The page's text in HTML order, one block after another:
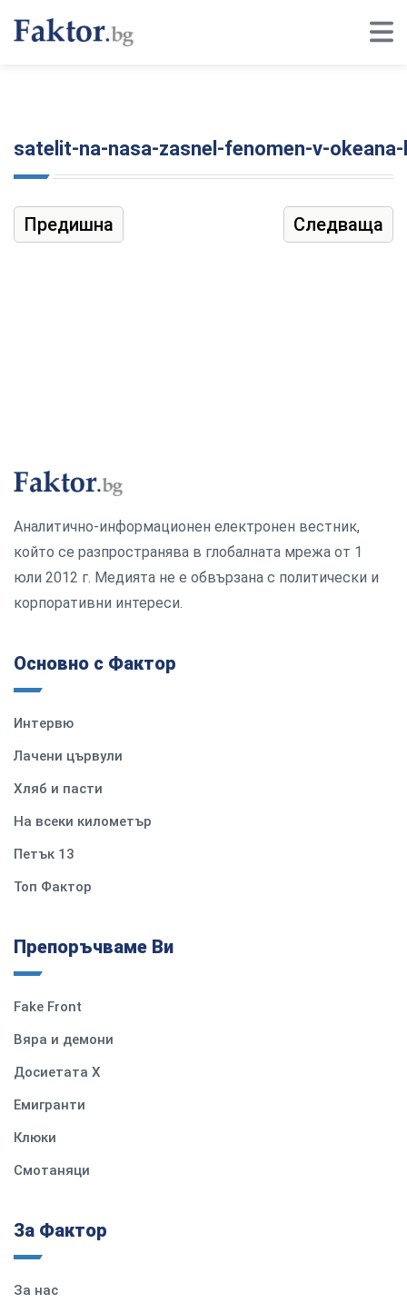
satelit-na-nasa-zasnel-fenomen-v-
Предишна Следваща
Аналитично-информационен електронен вестник,
който се разпространява в глобалната мрежа от 1
юли 2012 г. Медията не е обвързана с политически и
корпоративни интереси.
Основно с Фактор
Интервю
Лачени цървули
Хляб и пасти
На всеки километър
Петък 13
Топ Фактор
Препоръчваме Ви
Fake Front
Вяра и демони
Досиетата Х
Емигранти
Клюки
Смотаняци
За Фактор
За нас